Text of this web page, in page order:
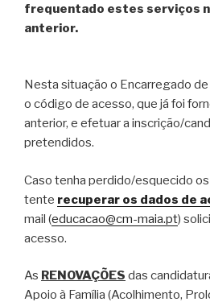
frequentado estes serviços
anterior.
Nesta situação o Encarregado
o código de acesso, que já foi
anterior, e efetuar a inscrição/
pretendidos.
Caso tenha perdido/esquecido
tente recuperar os dados de
mail (educacao@cm-maia.pt)
acesso.
As RENOVAÇÕES das
Apoio à Família (Acolhimento,